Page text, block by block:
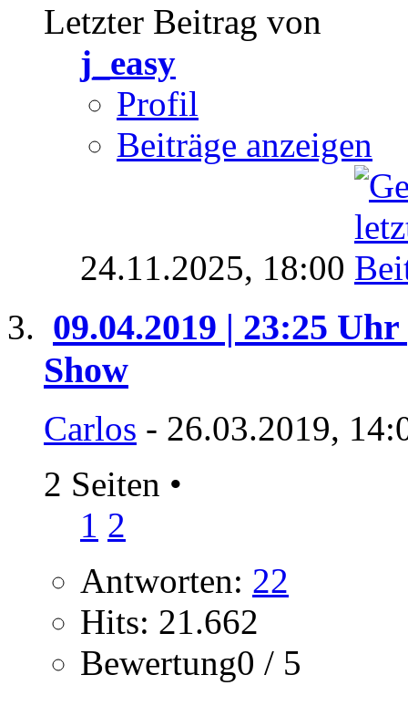
Letzter Beitrag von
j_easy
Profil
Beiträge anzeigen
24.11.2025, 18:00
09.04.2019 | 23:25
Show
Carlos - 26.03.2019,
2 Seiten •
1 2
Antworten: 22
Hits: 21.662
Bewertung0 / 5